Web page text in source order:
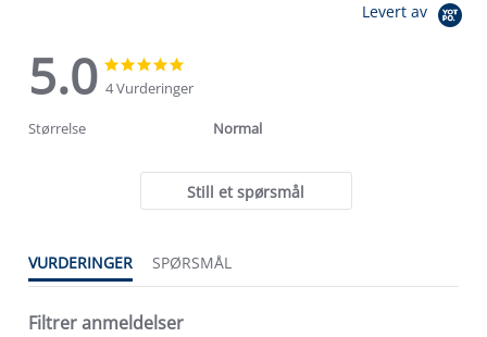
Levert av
5.0
5.0
star
rating
star
4 Vurderinger
Størrelse Normal
Still et spørsmål
VURDERINGER SPØRSMÅL
Filtrer anmeldelser